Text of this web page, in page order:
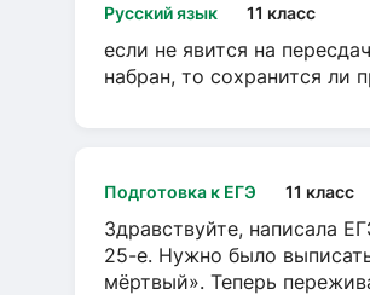
Русский язык 11 класс
если не явится на
набран, то сохранится ли
Подготовка к ЕГЭ 11 класс
Здравствуйте, написала
25-е. Нужно было
мёртвый». Теперь